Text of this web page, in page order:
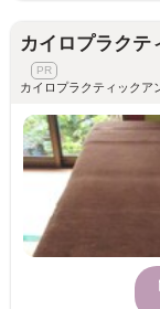
カイロプラク
カイロプラクティック